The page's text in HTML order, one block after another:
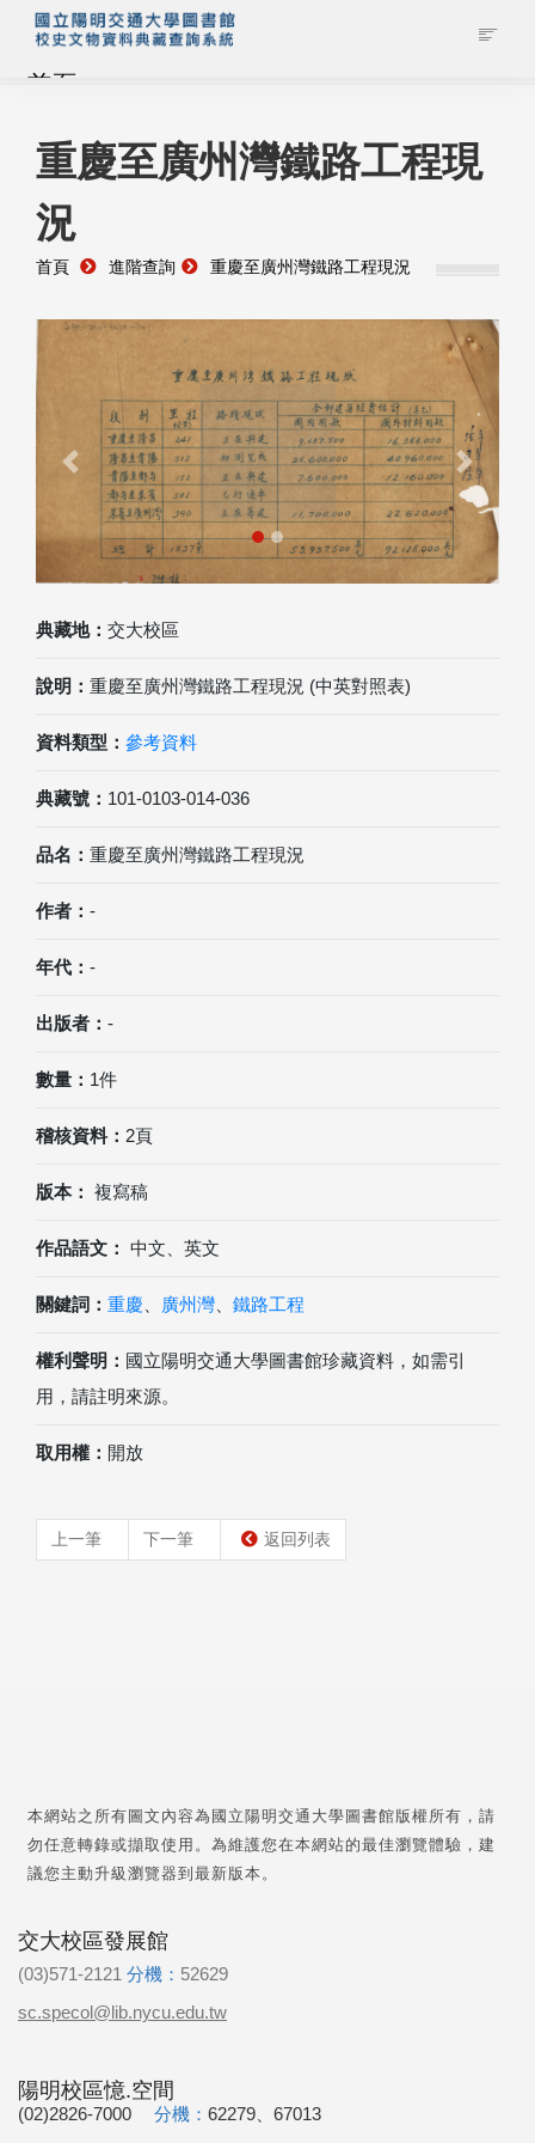
首頁
藏品查詢
校史館簡介
藏品清單全覽
管理者登入
重慶至廣州灣鐵路工程現
況
首頁 進階查詢 重慶至廣州灣鐵路工程現況
典藏地： 交大校區
說明： 重慶至廣州灣鐵路工程現況 (中英對照表)
資料類型： 參考資料
典藏號： 101-0103-014-036
品名： 重慶至廣州灣鐵路工程現況
作者： -
年代： -
出版者： -
數量： 1件
稽核資料： 2頁
版本： 複寫稿
作品語文： 中文、英文
關鍵詞： 重慶、 廣州灣、 鐵路工程
權利聲明： 國立陽明交通大學圖書館珍藏資料，如需引
用，請註明來源。
取用權： 開放
上一筆 下一筆 返回列表
Previous Next
本網站之所有圖文內容為國立陽明交通大學圖書館版權所有，請
勿任意轉錄或擷取使用。為維護您在本網站的最佳瀏覽體驗，建
議您主動升級瀏覽器到最新版本。
交大校區發展館
(03)571-2121 分機： 52629
sc.specol@lib.nycu.edu.tw
陽明校區憶.空間
(02)2826-7000 分機： 62279、67013